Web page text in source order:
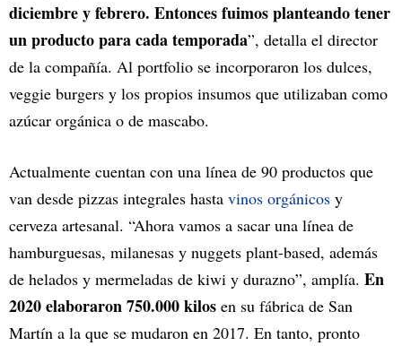
diciembre y febrero. Entonces fuimos planteando tener
un producto para cada temporada”, detalla el director
de la compañía. Al portfolio se incorporaron los dulces,
veggie burgers y los propios insumos que utilizaban como
azúcar orgánica o de mascabo.
Actualmente cuentan con una línea de 90 productos que
van desde pizzas integrales hasta vinos orgánicos y
cerveza artesanal. “Ahora vamos a sacar una línea de
hamburguesas, milanesas y nuggets plant-based, además
de helados y mermeladas de kiwi y durazno”, amplía. En
2020 elaboraron 750.000 kilos en su fábrica de San
Martín a la que se mudaron en 2017. En tanto, pronto